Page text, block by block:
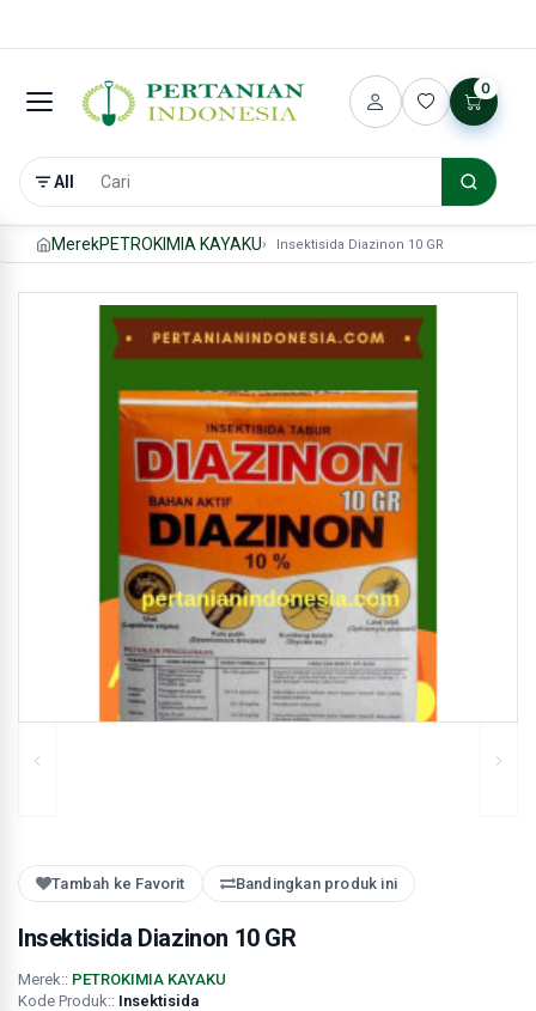
All
0
MerekPETROKIMIA KAYAKU Insektisida Diazinon 10 GR
Tambah ke Favorit Bandingkan produk ini
Insektisida Diazinon 10 GR
Merek:: PETROKIMIA KAYAKU
Kode Produk:: Insektisida